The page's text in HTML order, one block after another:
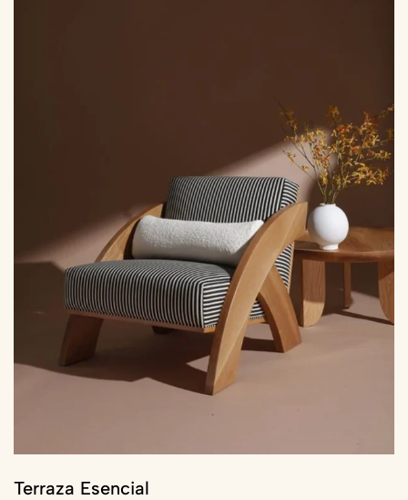
Terraza Esencial